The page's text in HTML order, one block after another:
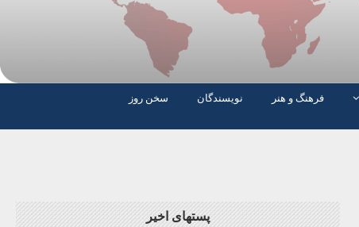
فرهنگ و هنر نویسندگان
سخن روز
پستهای اخیر